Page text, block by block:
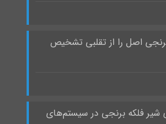
اصل را از تقلبی تشخیص
شیر فلکه برنجی در سیستم‌های